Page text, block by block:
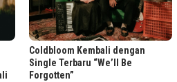
Coldbloom Kembali dengan
Single Terbaru “We’ll Be
Forgotten”